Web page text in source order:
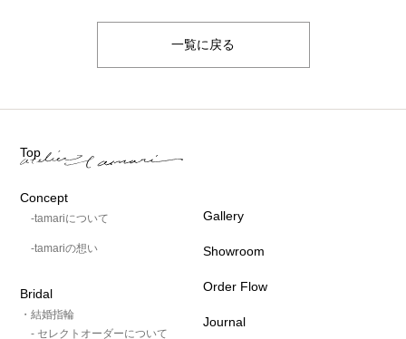
一覧に戻る
Top
Concept
-tamariについて
-tamariの想い
Bridal
・結婚指輪
- セレクトオーダーについて
Gallery
Showroom
Order Flow
Journal